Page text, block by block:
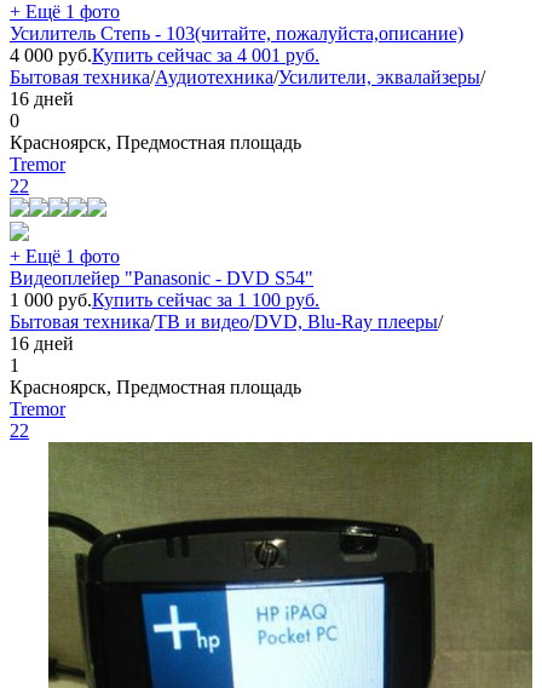
+ Ещё 1 фото
Усилитель Степь - 103(читайте, пожалуйста,описание)
4 000 руб.Купить сейчас за 4 001 руб.
Бытовая техника/Аудиотехника/Усилители, эквалайзеры/
16 дней
0
Красноярск, Предмостная площадь
Tremor
22
+ Ещё 1 фото
Видеоплейер "Panasonic - DVD S54"
1 000 руб.Купить сейчас за 1 100 руб.
Бытовая техника/ТВ и видео/DVD, Blu-Ray плееры/
16 дней
1
Красноярск, Предмостная площадь
Tremor
22